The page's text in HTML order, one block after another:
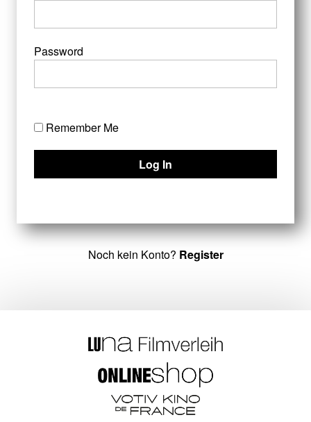
Password
Remember Me
Noch kein Konto? Register